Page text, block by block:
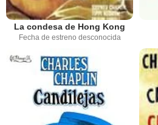
La condesa de Hong Kong
Fecha de estreno desconocida